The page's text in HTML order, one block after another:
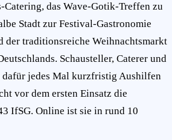
Catering, das Wave-Gotik-Treffen zu
Stadt zur Festival-Gastronomie
der traditionsreiche Weihnachtsmarkt
Schausteller, Caterer und
dafür jedes Mal kurzfristig Aushilfen
vor dem ersten Einsatz die
IfSG. Online ist sie in rund 10